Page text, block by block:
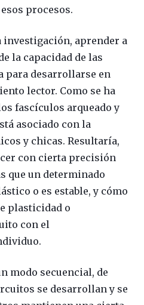
procesos.
investigación, aprender a
la capacidad de las
para desarrollarse en
lector. Como se ha
fascículos arqueado y
asociado con la
y chicas. Resultaría,
con cierta precisión
que un determinado
o es estable, y cómo
plasticidad o
con el
modo secuencial, de
se desarrollan y se